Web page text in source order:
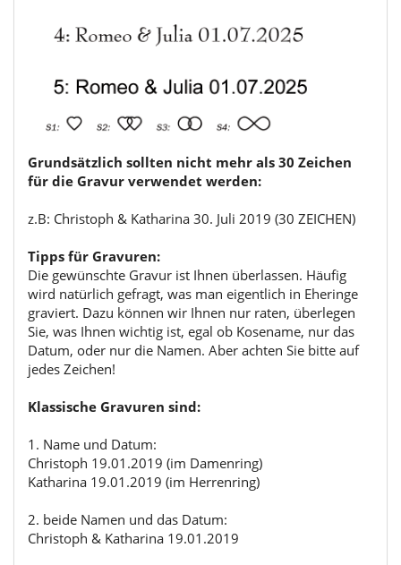
Grundsätzlich sollten nicht mehr als 30 Zeichen
für die Gravur verwendet werden:
z.B: Christoph & Katharina 30. Juli 2019 (30 ZEICHEN)
Tipps für Gravuren:
Die gewünschte Gravur ist Ihnen überlassen. Häufig
wird natürlich gefragt, was man eigentlich in Eheringe
graviert. Dazu können wir Ihnen nur raten, überlegen
Sie, was Ihnen wichtig ist, egal ob Kosename, nur das
Datum, oder nur die Namen. Aber achten Sie bitte auf
jedes Zeichen!
Klassische Gravuren sind:
1. Name und Datum:
Christoph 19.01.2019 (im Damenring)
Katharina 19.01.2019 (im Herrenring)
2. beide Namen und das Datum:
Christoph & Katharina 19.01.2019